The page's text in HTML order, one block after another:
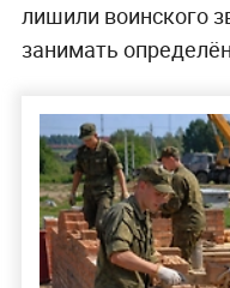
лишили воинского
занимать